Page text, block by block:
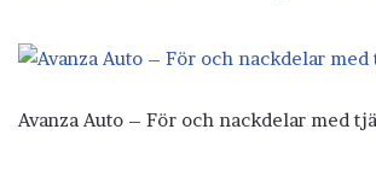
Avanza Auto – För och nackdelar med